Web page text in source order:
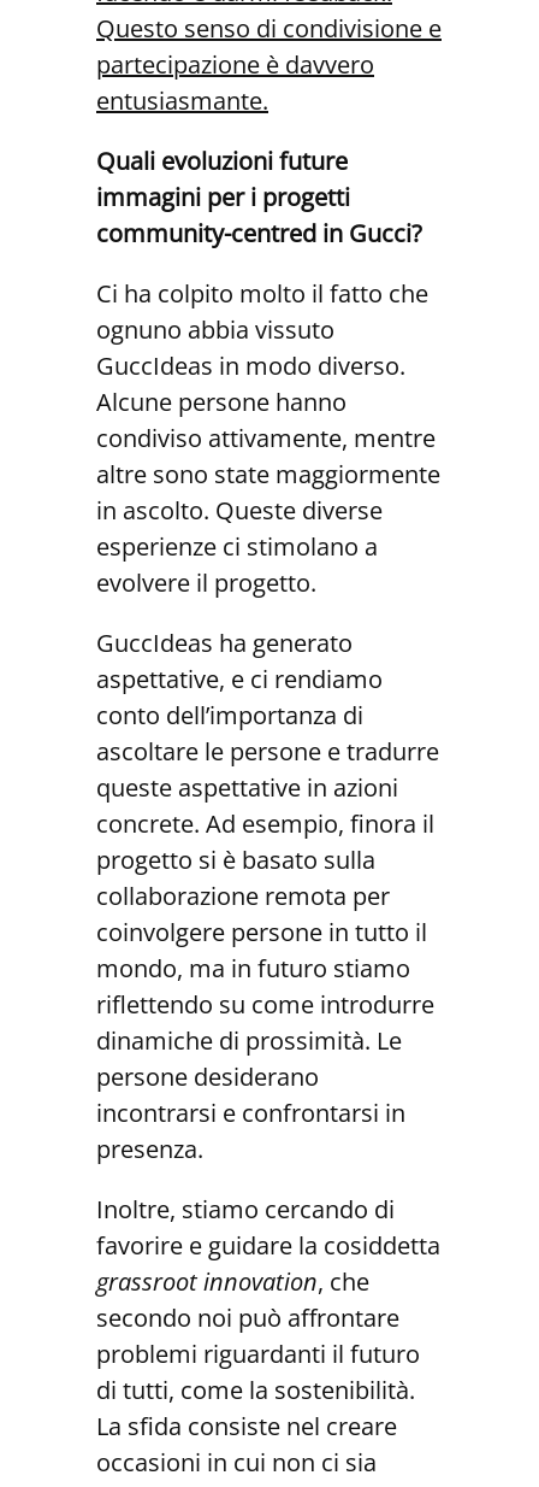
Questo senso di condivisione e
partecipazione è davvero
entusiasmante.
Quali evoluzioni future
immagini per i progetti
community-centred in Gucci?
Ci ha colpito molto il fatto che
ognuno abbia vissuto
GuccIdeas in modo diverso.
Alcune persone hanno
condiviso attivamente, mentre
altre sono state maggiormente
in ascolto. Queste diverse
esperienze ci stimolano a
evolvere il progetto.
GuccIdeas ha generato
aspettative, e ci rendiamo
conto dell’importanza di
ascoltare le persone e tradurre
queste aspettative in azioni
concrete. Ad esempio, finora il
progetto si è basato sulla
collaborazione remota per
coinvolgere persone in tutto il
mondo, ma in futuro stiamo
riflettendo su come introdurre
dinamiche di prossimità. Le
persone desiderano
incontrarsi e confrontarsi in
presenza.
Inoltre, stiamo cercando di
favorire e guidare la cosiddetta
grassroot innovation, che
secondo noi può affrontare
problemi riguardanti il futuro
di tutti, come la sostenibilità.
La sfida consiste nel creare
occasioni in cui non ci sia